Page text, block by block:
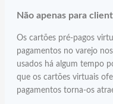
Não apenas para
Os cartões pré-pagos
pagamentos no varejo
usados há algum tempo
que os cartões virtuais
pagamentos torna-os